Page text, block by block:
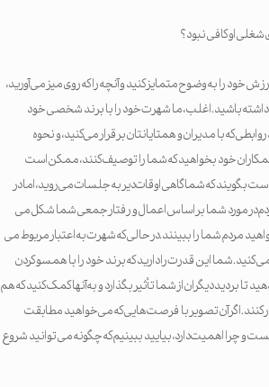
او کافی نبود؟
خود را به وضوح متمایز کنید و آنچه را که روی میز می آورید،
باشید. اغلب، ما شهرت خود را با برند شخصی خود
که با مدیران و همتایانتان برقرار می‌کنید، و نحوه
همکاران خود بخواهید که شما را توصیف کنند، ممکن است
بگویند که شما گاهی اوقات دیر به جلسات می‌روید، اما در
در مورد شما بر اساس اعمال و رفتار جمعی شما شکل می
مردم شما را ببینند. در حالی که شهرت به اعتبار مربوط می
شما این قدرت را دارید که برند خود را با همسو کردن
بر دید دیگران از شما تأثیر بگذارد و به آنها کمک کنید که هم
کنند. اگر آن تصویر با فرصت‌هایی که می‌خواهید مطابقت
و چرا اهمیت دارد، بیایید ببینیم که چگونه می توانید شروع